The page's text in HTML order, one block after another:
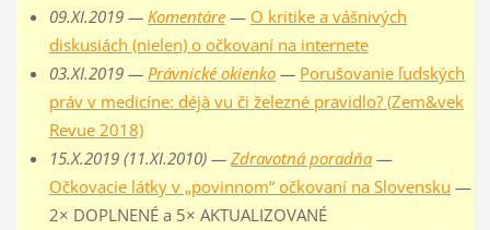
09.XI.2019 — Komentáre— O kritike a vášnivých
diskusiách (nielen) o očkovaní na internete
03.XI.2019 — Právnické okienko— Porušovanie ľudských
práv v medicíne: déjà vu či železné pravidlo? (Zem&vek
Revue 2018)
15.X.2019 (11.XI.2010) — Zdravotná poradňa—
Očkovacie látky v „povinnom“ očkovaní na Slovensku —
2× DOPLNENÉ a 5× AKTUALIZOVANÉ